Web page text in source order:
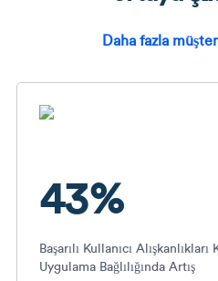
Daha fazla
43%
Başarılı Kullanıcı Alışkanlıkları
Uygulama Bağlılığında Artış